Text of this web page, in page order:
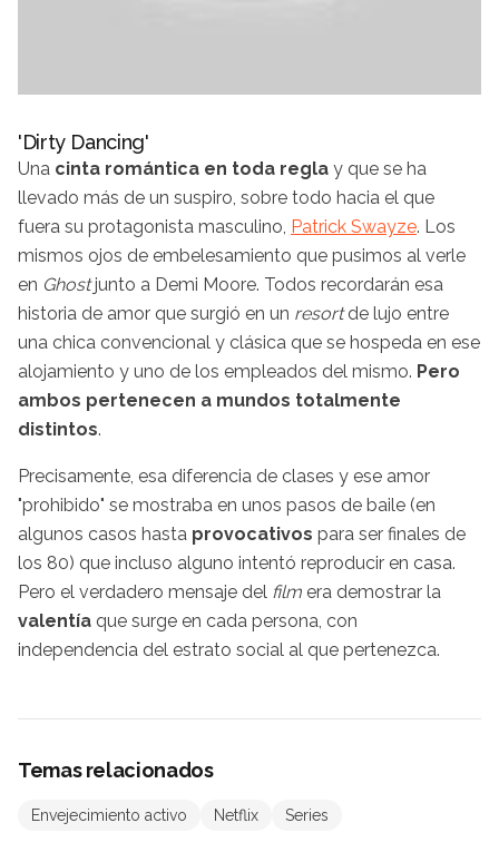
'Dirty Dancing'
Una cinta romántica en toda regla y que se ha
llevado más de un suspiro, sobre todo hacia el que
fuera su protagonista masculino, Patrick Swayze. Los
mismos ojos de embelesamiento que pusimos al verle
en Ghostjunto a Demi Moore. Todos recordarán esa
historia de amor que surgió en un resortde lujo entre
una chica convencional y clásica que se hospeda en ese
alojamiento y uno de los empleados del mismo. Pero
ambos pertenecen a mundos totalmente
distintos.
Precisamente, esa diferencia de clases y ese amor
"prohibido" se mostraba en unos pasos de baile (en
algunos casos hasta provocativos para ser finales de
los 80) que incluso alguno intentó reproducir en casa.
Pero el verdadero mensaje del film era demostrar la
valentía que surge en cada persona, con
independencia del estrato social al que pertenezca.
Temas relacionados
Envejecimiento activo Netflix Series